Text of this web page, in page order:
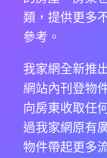
類，提供更多
參考。
我家網全新推
網站內刊登物
向房東收取任
過我家網原有
物件帶起更多